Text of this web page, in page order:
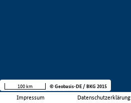
Impressum Datenschutzerklärung
100 km © Geobasis-DE / BKG 2015